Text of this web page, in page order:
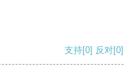
支持[0] 反对[0]